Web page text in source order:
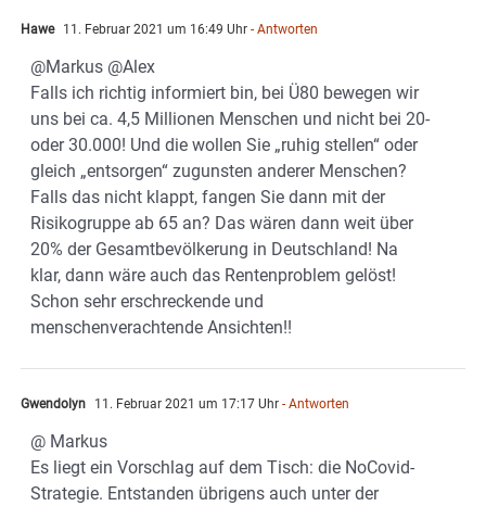
Hawe 11. Februar 2021 um 16:49 Uhr - Antworten
@Markus @Alex
Falls ich richtig informiert bin, bei Ü80 bewegen wir
uns bei ca. 4,5 Millionen Menschen und nicht bei 20-
oder 30.000! Und die wollen Sie „ruhig stellen“ oder
gleich „entsorgen“ zugunsten anderer Menschen?
Falls das nicht klappt, fangen Sie dann mit der
Risikogruppe ab 65 an? Das wären dann weit über
20% der Gesamtbevölkerung in Deutschland! Na
klar, dann wäre auch das Rentenproblem gelöst!
Schon sehr erschreckende und
menschenverachtende Ansichten!!
Gwendolyn 11. Februar 2021 um 17:17 Uhr - Antworten
@ Markus
Es liegt ein Vorschlag auf dem Tisch: die NoCovid-
Strategie. Entstanden übrigens auch unter der